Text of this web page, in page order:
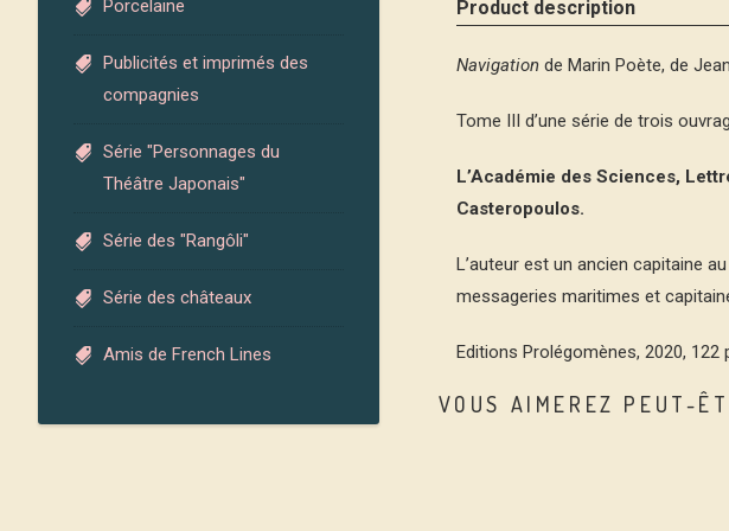
Product description
Navigationde Marin Poète, de
Tome III d’une série de trois
L’Académie des Sciences,
Casteropoulos.
L’auteur est un ancien capitaine
messageries maritimes et
Editions Prolégomènes, 2020, 122
VOUS AIMEREZ PEUT-
Porcelaine
Publicités et imprimés des
compagnies
Série "Personnages du
Théâtre Japonais"
Série des "Rangôli"
Série des châteaux
Amis de French Lines